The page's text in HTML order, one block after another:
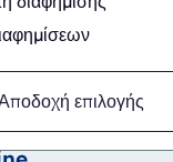
επιλογής